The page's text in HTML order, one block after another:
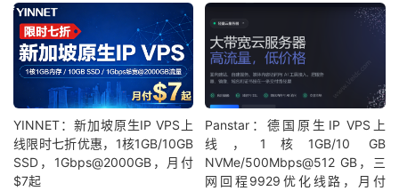
YINNET：新加坡原生IP VPS上
线限时七折优惠，1核1GB/10GB
SSD，1Gbps@2000GB，月付
$7起
Panstar：德国原生IP VPS上
线，1核1GB/10 GB
NVMe/500Mbps@512 GB，三
网回程9929优化线路，月付